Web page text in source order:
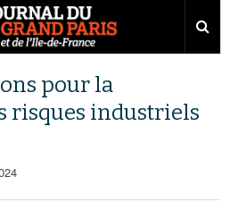
pour la
risques industriels